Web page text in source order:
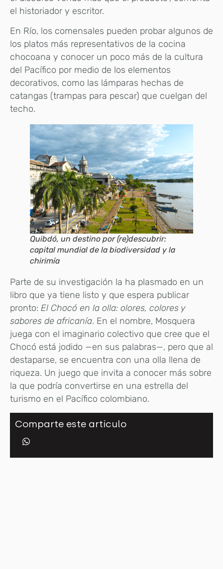
el historiador y escritor.
En Río, los comensales pueden probar algunos de
los platos más representativos de la cocina
chocoana y conocer un poco más de la cultura
del Pacífico por medio de los elementos
decorativos, como las lámparas hechas de
catangas (trampas para pescar) que cuelgan del
techo.
Quibdó, un destino por (re)descubrir:
capital mundial de la biodiversidad y la
chirimía
Parte de su investigación la ha plasmado en un
libro que ya tiene listo y que espera publicar
pronto: El Chocó en la olla: olores, colores y
sabores de africanía. En el nombre, Mosquera
juega con el imaginario colectivo que cree que el
Chocó está jodido —en sus palabras—, pero que al
destaparse, se encuentra con una olla llena de
riqueza. Un juego que invita a conocer más sobre
la que podría convertirse en una estrella del
turismo en el Pacífico colombiano.
Comparte este artículo